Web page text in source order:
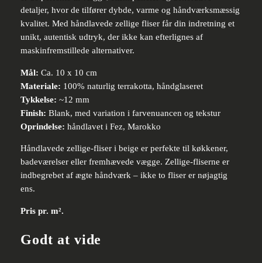
detaljer, hvor de tilfører dybde, varme og håndværksmæssig
kvalitet. Med håndlavede zellige fliser får din indretning et
unikt, autentisk udtryk, der ikke kan efterlignes af
maskinfremstillede alternativer.
Mål: Ca. 10 x 10 cm
Materiale: 100% naturlig terrakotta, håndglaseret
Tykkelse: ~12 mm
Finish: Blank, med variation i farvenuancen og tekstur
Oprindelse: håndlavet i Fez, Marokko
Håndlavede zellige-fliser i beige er perfekte til køkkener,
badeværelser eller fremhævede vægge. Zellige-fliserne er
indbegrebet af ægte håndværk – ikke to fliser er nøjagtig
ens.
Pris pr. m².
Godt at vide